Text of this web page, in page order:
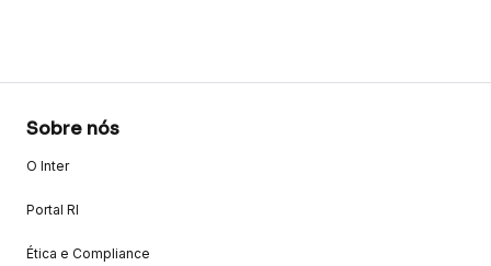
Sobre nós
O Inter
Portal RI
Ética e Compliance